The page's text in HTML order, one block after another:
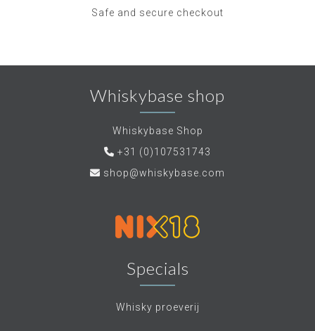
Safe and secure checkout
Whiskybase shop
Whiskybase Shop
+31 (0)107531743
shop@whiskybase.com
Specials
Whisky proeverij